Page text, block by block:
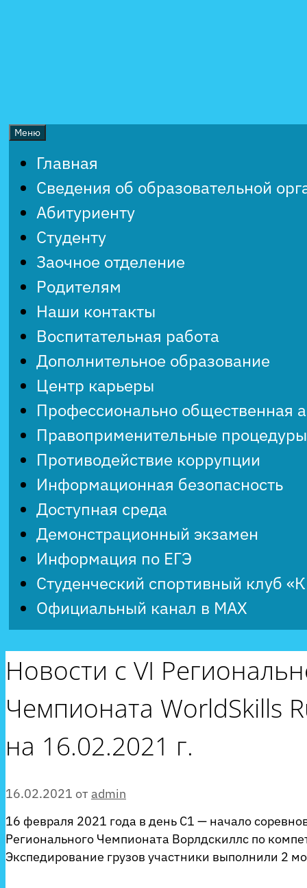
Меню
Главная
Сведения об образовательной
Абитуриенту
Студенту
Заочное отделение
Родителям
Наши контакты
Воспитательная работа
Дополнительное образование
Центр карьеры
Профессионально общественная
Правоприменительные процедуры
Противодействие коррупции
Информационная безопасность
Доступная среда
Демонстрационный экзамен
Информация по ЕГЭ
Студенческий спортивный клуб
Официальный канал в MAX
Новости с VI
Чемпионата WorldSkills
на 16.02.2021 г.
16.02.2021 отadmin
16 февраля 2021 года в день С1 — начало
Регионального Чемпионата Ворлдскиллс по
Экспедирование грузов участники выполнили 2